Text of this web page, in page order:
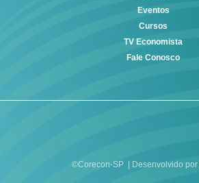
Eventos
Cursos
TV Economista
Fale Conosco
©Corecon-SP | Desenvolvido por